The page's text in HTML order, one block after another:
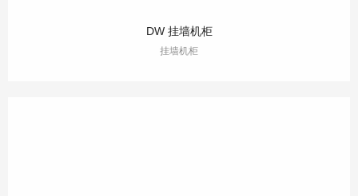
DW 挂墙机柜
挂墙机柜